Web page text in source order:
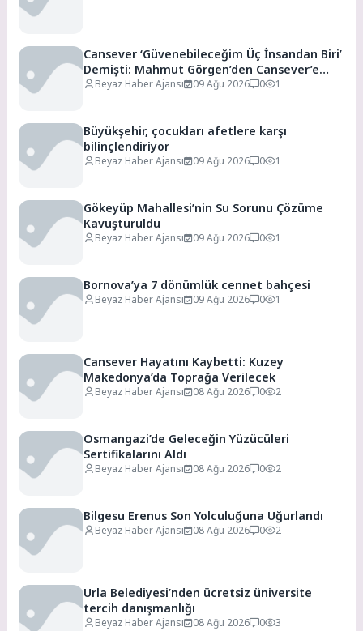
Cansever ‘Güvenebileceğim Üç İnsandan Biri’
Demişti: Mahmut Görgen’den Cansever’e
Duygusal Veda
Beyaz Haber Ajansı 09 Ağu 2026 0 1
Büyükşehir, çocukları afetlere karşı
bilinçlendiriyor
Beyaz Haber Ajansı 09 Ağu 2026 0 1
Gökeyüp Mahallesi’nin Su Sorunu Çözüme
Kavuşturuldu
Beyaz Haber Ajansı 09 Ağu 2026 0 1
Bornova’ya 7 dönümlük cennet bahçesi
Beyaz Haber Ajansı 09 Ağu 2026 0 1
Cansever Hayatını Kaybetti: Kuzey
Makedonya’da Toprağa Verilecek
Beyaz Haber Ajansı 08 Ağu 2026 0 2
Osmangazi’de Geleceğin Yüzücüleri
Sertifikalarını Aldı
Beyaz Haber Ajansı 08 Ağu 2026 0 2
Bilgesu Erenus Son Yolculuğuna Uğurlandı
Beyaz Haber Ajansı 08 Ağu 2026 0 2
Urla Belediyesi’nden ücretsiz üniversite
tercih danışmanlığı
Beyaz Haber Ajansı 08 Ağu 2026 0 3